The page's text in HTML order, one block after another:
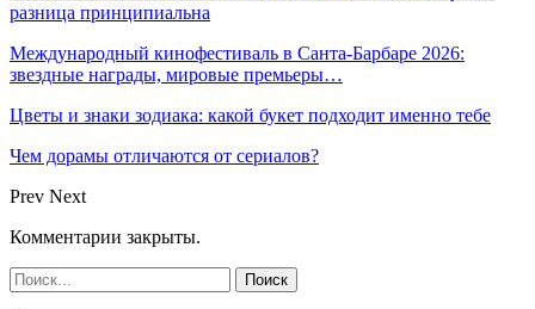
разница принципиальна
Международный кинофестиваль в Санта-Барбаре 2026:
звездные награды, мировые премьеры…
Цветы и знаки зодиака: какой букет подходит именно тебе
Чем дорамы отличаются от сериалов?
Prev Next
Комментарии закрыты.